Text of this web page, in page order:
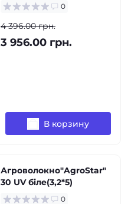
0
4 396.00 грн.
3 956.00 грн.
В корзину
Агроволокно"AgroStar"
30 UV біле(3,2*5)
0